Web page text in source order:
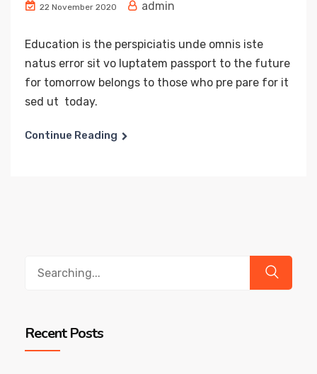
22 November 2020 admin
Education is the perspiciatis unde omnis iste
natus error sit vo luptatem passport to the future
for tomorrow belongs to those who pre pare for it
sed ut today.
Continue Reading
Search
Recent Posts